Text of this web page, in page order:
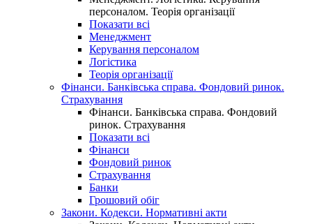
персоналом. Теорія організації
Показати всі
Менеджмент
Керування персоналом
Логістика
Теорія організації
Фінанси. Банківська справа. Фондовий ринок.
Страхування
Фінанси. Банківська справа. Фондовий
ринок. Страхування
Показати всі
Фінанси
Фондовий ринок
Страхування
Банки
Грошовий обіг
Закони. Кодекси. Нормативні акти